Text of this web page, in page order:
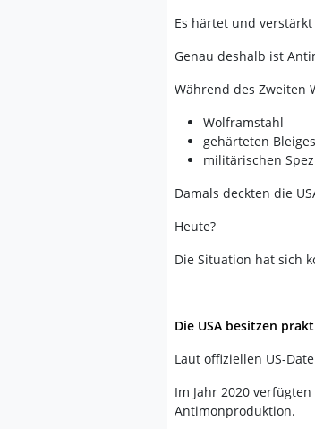
Es härtet und
Genau deshalb ist
Während des Zweiten
Wolframstahl
gehärteten
militärischen
Damals deckten die
Heute?
Die Situation hat sich
Die USA besitzen
Laut offiziellen US-
Im Jahr 2020
Antimonproduktion.